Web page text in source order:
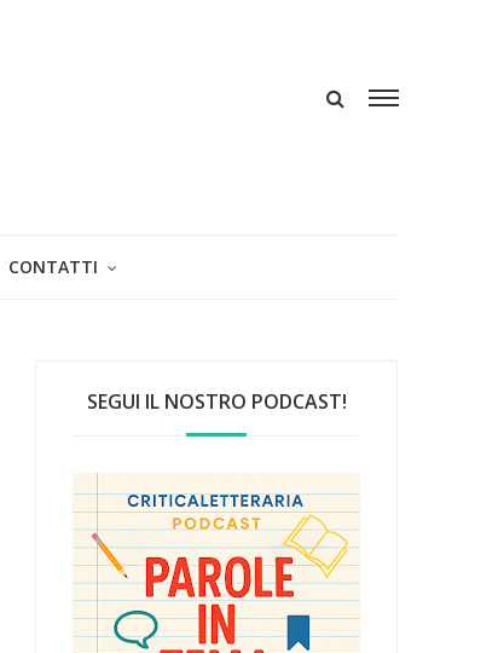
CONTATTI
SEGUI IL NOSTRO PODCAST!